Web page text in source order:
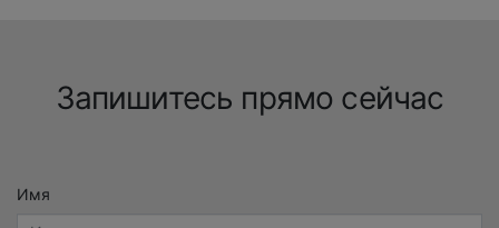
Запишитесь прямо сейчас
Имя